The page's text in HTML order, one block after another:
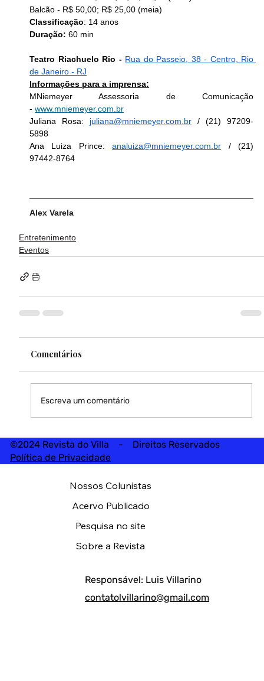
Balcão - R$ 50,00; R$ 25,00 (meia)
Classificação: 14 anos
Duração: 60 min
Teatro Riachuelo Rio - Rua do Passeio, 38 - Centro, Rio
de Janeiro - RJ
Informações para a imprensa:
MNiemeyer Assessoria de Comunicação
- www.mniemeyer.com.br
Juliana Rosa: juliana@mniemeyer.com.br / (21) 97209-
5898
Ana Luiza Prince: analuiza@mniemeyer.com.br / (21)
97442-8764
Alex Varela
Entretenimento
Eventos
Comentários
Escreva um comentário
©2024 Revista do Villa - Direitos Reservados
Política de Privacidade
Responsável: Luis Villarino
contatolvillarino@gmail.com
Nossos Colunistas
Acervo Publicado
Pesquisa no site
Sobre a Revista